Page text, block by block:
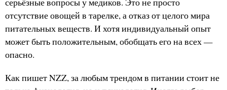
серьёзные вопросы у медиков. Это не просто
отсутствие овощей в тарелке, а отказ от целого мира
питательных веществ. И хотя индивидуальный опыт
может быть положительным, обобщать его на всех —
опасно.
Как пишет NZZ, за любым трендом в питании стоит не